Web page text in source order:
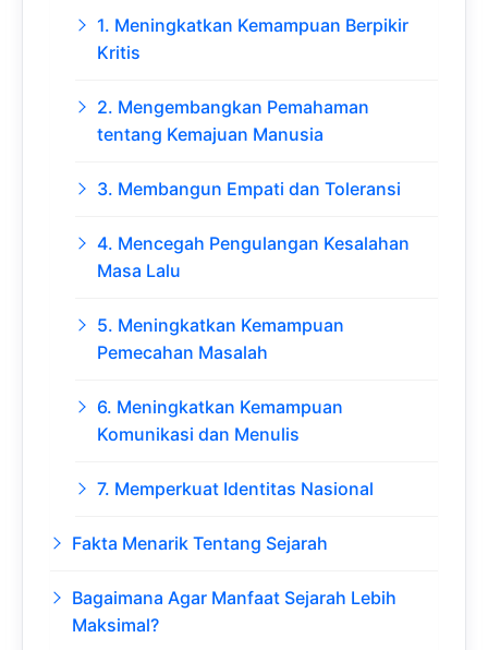
1. Meningkatkan Kemampuan Berpikir
Kritis
2. Mengembangkan Pemahaman
tentang Kemajuan Manusia
3. Membangun Empati dan Toleransi
4. Mencegah Pengulangan Kesalahan
Masa Lalu
5. Meningkatkan Kemampuan
Pemecahan Masalah
6. Meningkatkan Kemampuan
Komunikasi dan Menulis
7. Memperkuat Identitas Nasional
Fakta Menarik Tentang Sejarah
Bagaimana Agar Manfaat Sejarah Lebih
Maksimal?